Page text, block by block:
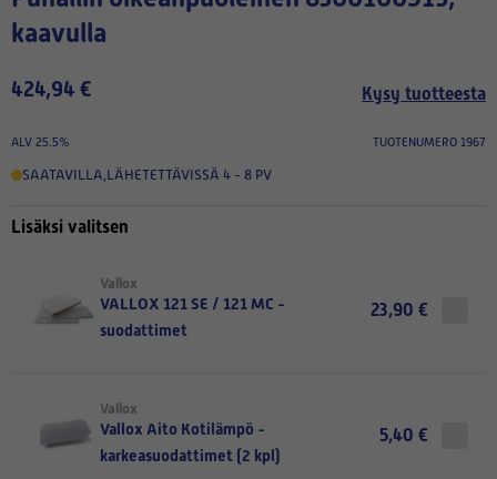
kaavulla
424,94 € Kysy tuotteesta
ALV 25.5% TUOTENUMERO 1967
SAATAVILLA LÄHETETTÄVISSÄ 4 - 8 PV
Lisäksi valitsen
Vallox
VALLOX 121 SE / 121 MC -
suodattimet
23,90 €
Vallox
Vallox Aito Kotilämpö -
karkeasuodattimet (2 kpl)
5,40 €